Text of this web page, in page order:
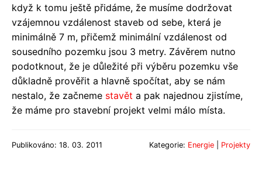
když k tomu ještě přidáme, že musíme dodržovat
vzájemnou vzdálenost staveb od sebe, která je
minimálně 7 m, přičemž minimální vzdálenost od
sousedního pozemku jsou 3 metry. Závěrem nutno
podotknout, že je důležité při výběru pozemku vše
důkladně prověřit a hlavně spočítat, aby se nám
nestalo, že začneme stavět a pak najednou zjistíme,
že máme pro stavební projekt velmi málo místa.
Publikováno: 18. 03. 2011 Kategorie: Energie Projekty